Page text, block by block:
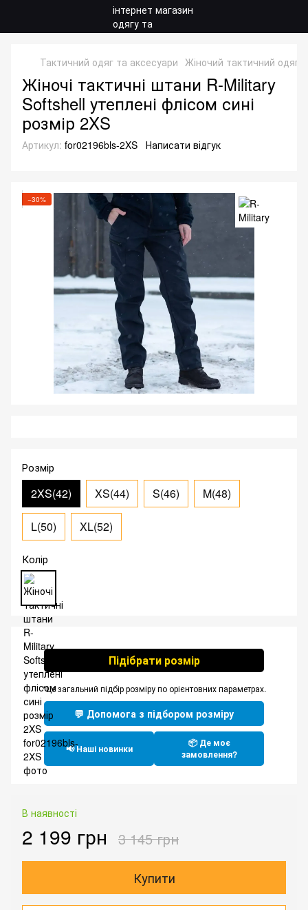
Тактичний одяг та аксесуари Жіночий тактичний одяг
Жіночі тактичні штани R-Military
Softshell утеплені флісом сині
розмір 2XS
Артикул: for02196bls-2XS Написати відгук
−30%
Розмір
2XS(42) XS(44) S(46) M(48)
L(50) XL(52)
Колір
Підібрати розмір
*Це загальний підбір розміру по орієнтовних параметрах.
💬 Допомога з підбором розміру
📢 Наші новинки
📦 Де моє
замовлення?
В наявності
2 199 грн 3 145 грн
Купити